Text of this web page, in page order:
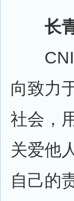
长
CNI
向致力
社会，
关爱他
自己的